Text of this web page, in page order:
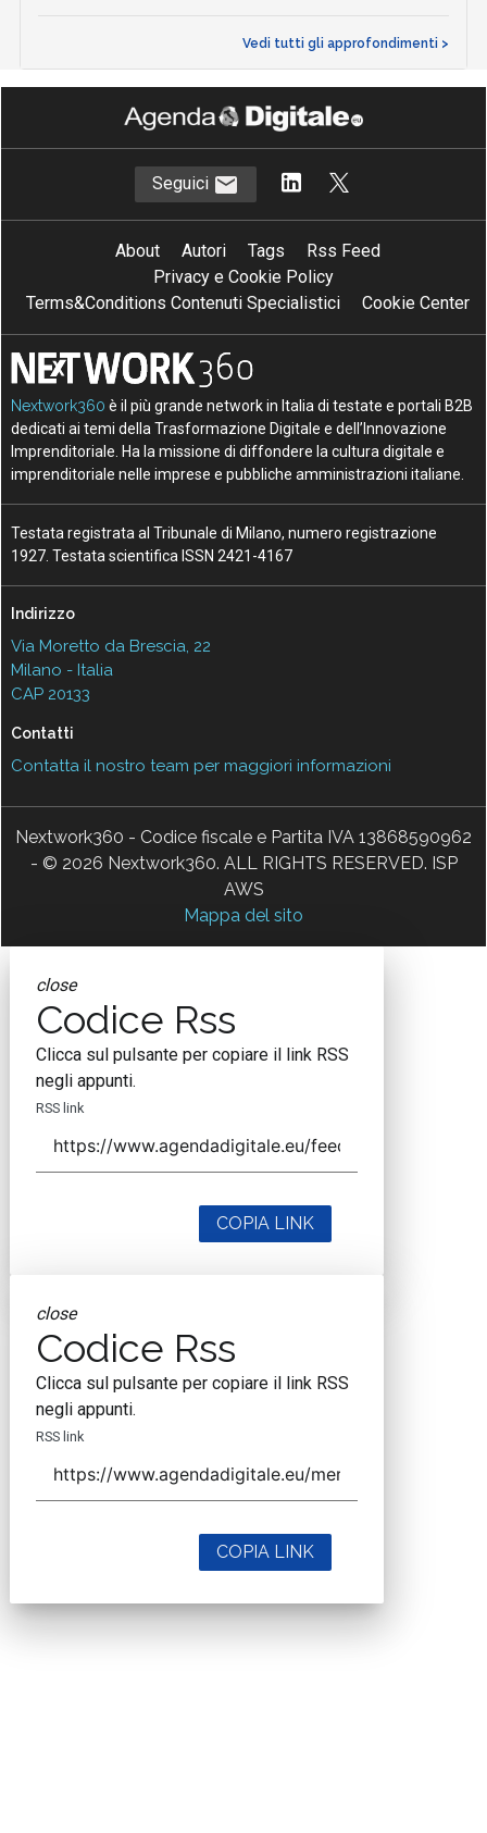
Vedi tutti gli approfondimenti >
Seguici
About Autori Tags
Rss Feed
Privacy e Cookie Policy
Terms&Conditions Contenuti Specialistici
Cookie Center
Nextwork360 è il più grande network in Italia di testate e portali B2B
dedicati ai temi della Trasformazione Digitale e dell’Innovazione
Imprenditoriale. Ha la missione di diffondere la cultura digitale e
imprenditoriale nelle imprese e pubbliche amministrazioni italiane.
Testata registrata al Tribunale di Milano, numero registrazione
1927. Testata scientifica ISSN 2421-4167
Indirizzo
Via Moretto da Brescia, 22
Milano - Italia
CAP 20133
Contatti
Contatta il nostro team per maggiori informazioni
Nextwork360 - Codice fiscale e Partita IVA 13868590962
- © 2026 Nextwork360. ALL RIGHTS RESERVED. ISP
AWS
Mappa del sito
close
Codice Rss
Clicca sul pulsante per copiare il link RSS
negli appunti.
RSS link
COPIA LINK
close
Codice Rss
Clicca sul pulsante per copiare il link RSS
negli appunti.
RSS link
COPIA LINK